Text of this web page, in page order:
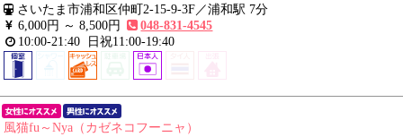
さいたま市浦和区仲町2-15-9-3F／浦和駅 7分
6,000円 ～8,500円
048-831-4545
10:00-21:40
日祝11:00-19:40
風猫fu～Nya（カゼネコフーニャ）